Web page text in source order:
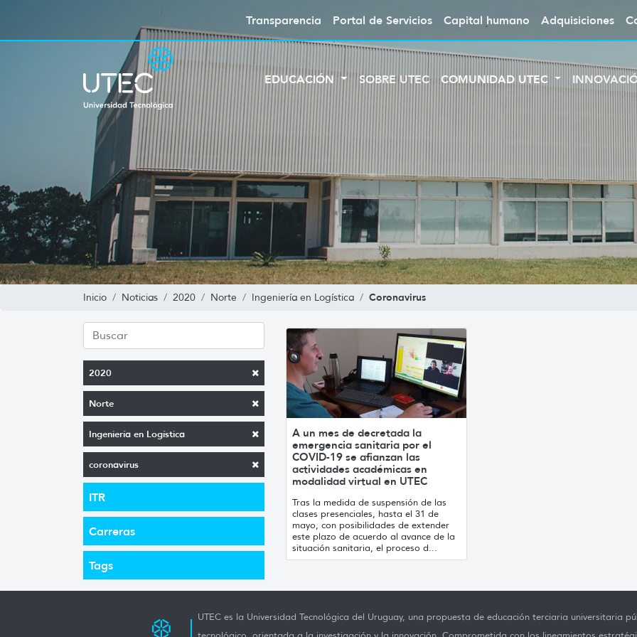
Transparencia Portal de Servicios Capital humano Adquisiciones
EDUCACIÓN SOBRE UTEC COMUNIDAD UTEC
Inicio Noticias 2020 Norte Ingeniería en Logística Coronavirus
2020
Norte
Ingeniería en Logística
coronavirus
ITR
Carreras
Tags
A un mes de decretada la
emergencia sanitaria por el
COVID-19 se afianzan las
actividades académicas en
modalidad virtual en UTEC
Tras la medida de suspensión de las
clases presenciales, hasta el 31 de
mayo, con posibilidades de extender
este plazo de acuerdo al avance de la
situación sanitaria, el proceso d...
UTEC es la Universidad Tecnológica del Uruguay, una propuesta de educación terciaria universitaria